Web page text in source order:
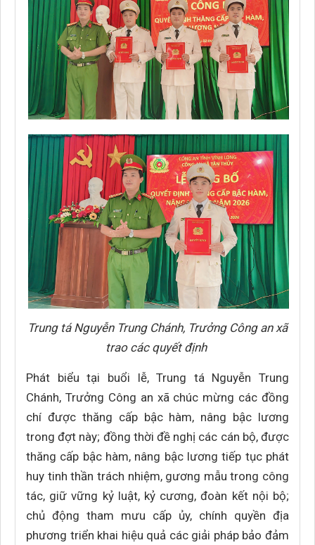
Trung tá Nguyễn Trung Chánh, Trưởng Công an xã
trao các quyết định
Phát biểu tại buổi lễ, Trung tá Nguyễn Trung
Chánh, Trưởng Công an xã chúc mừng các đồng
chí được thăng cấp bậc hàm, nâng bậc lương
trong đợt này; đồng thời đề nghị các cán bộ, được
thăng cấp bậc hàm, nâng bậc lương tiếp tục phát
huy tinh thần trách nhiệm, gương mẫu trong công
tác, giữ vững kỷ luật, kỷ cương, đoàn kết nội bộ;
chủ động tham mưu cấp ủy, chính quyền địa
phương triển khai hiệu quả các giải pháp bảo đảm